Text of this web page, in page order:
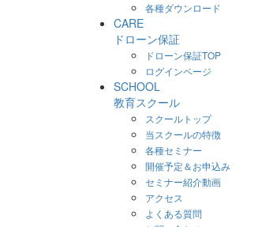
各種ダウンロード
CARE
ドローン保証
ドローン保証TOP
ログインページ
SCHOOL
教育スクール
スクールトップ
当スクールの特徴
各種セミナー
開催予定＆お申込み
セミナー紹介動画
アクセス
よくある質問